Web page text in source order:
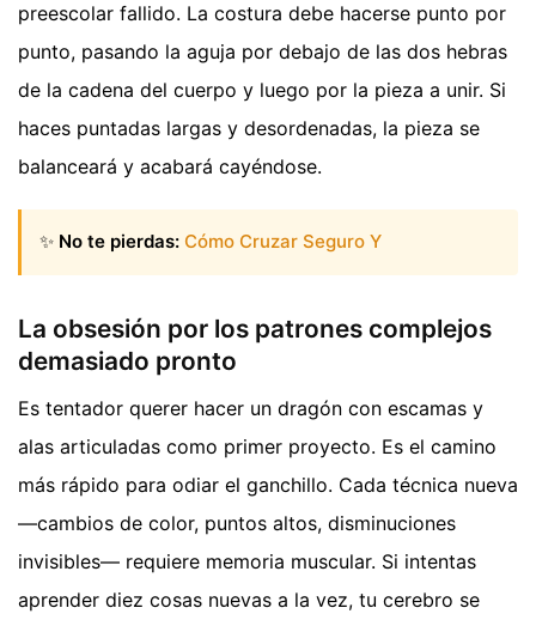
preescolar fallido. La costura debe hacerse punto por
punto, pasando la aguja por debajo de las dos hebras
de la cadena del cuerpo y luego por la pieza a unir. Si
haces puntadas largas y desordenadas, la pieza se
balanceará y acabará cayéndose.
✨ No te pierdas: Cómo Cruzar Seguro Y
La obsesión por los patrones complejos
demasiado pronto
Es tentador querer hacer un dragón con escamas y
alas articuladas como primer proyecto. Es el camino
más rápido para odiar el ganchillo. Cada técnica nueva
—cambios de color, puntos altos, disminuciones
invisibles— requiere memoria muscular. Si intentas
aprender diez cosas nuevas a la vez, tu cerebro se